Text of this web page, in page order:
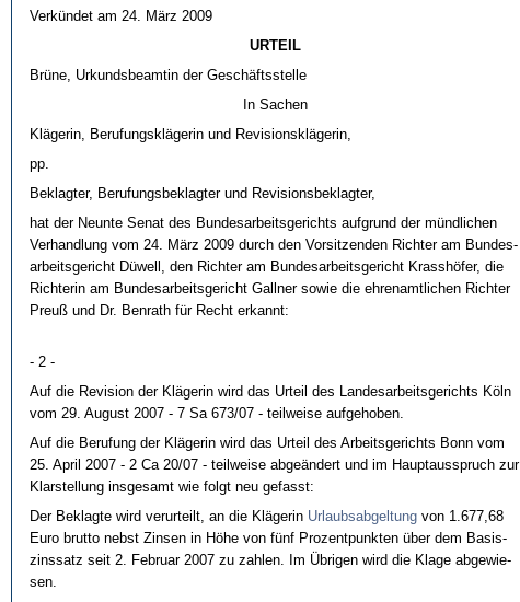
Verkündet am 24. März 2009
UR­TEIL
Brüne, Ur­kunds­be­am­tin der Geschäfts­stel­le
In Sa­chen
Kläge­rin, Be­ru­fungskläge­rin und Re­vi­si­onskläge­rin,
pp.
Be­klag­ter, Be­ru­fungs­be­klag­ter und Re­vi­si­ons­be­klag­ter,
hat der Neun­te Se­nat des Bun­des­ar­beits­ge­richts auf­grund der münd­li­chen
Ver­hand­lung vom 24. März 2009 durch den Vor­sit­zen­den Rich­ter am Bun­des­
ar­beits­ge­richt Düwell, den Rich­ter am Bun­des­ar­beits­ge­richt Krasshöfer, die
Rich­te­rin am Bun­des­ar­beits­ge­richt Gall­ner so­wie die eh­ren­amt­li­chen Rich­ter
Preuß und Dr. Ben­rath für Recht er­kannt:
- 2 -
Auf die Re­vi­si­on der Kläge­rin wird das Ur­teil des Lan­des­ar­beits­ge­richts Köln
vom 29. Au­gust 2007 - 7 Sa 673/07 - teil­wei­se auf­ge­ho­ben.
Auf die Be­ru­fung der Kläge­rin wird das Ur­teil des Ar­beits­ge­richts Bonn vom
25. April 2007 - 2 Ca 20/07 - teil­wei­se ab­geändert und im Haupt­aus­spruch zur
Klar­stel­lung ins­ge­samt wie folgt neu ge­fasst:
Der Be­klag­te wird ver­ur­teilt, an die Kläge­rin Ur­laubs­ab­gel­tungvon 1.677,68
Eu­ro brut­to nebst Zin­sen in Höhe von fünf Pro­zent­punk­ten über dem Ba­sis­
zins­satz seit 2. Fe­bru­ar 2007 zu zah­len. Im Übri­gen wird die Kla­ge ab­ge­wie­
sen.